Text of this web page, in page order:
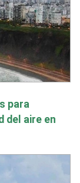
para
del aire en